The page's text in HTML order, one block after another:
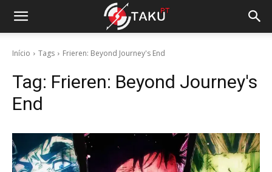
Início Tags Frieren: Beyond Journey's End
Tag: Frieren: Beyond Journey's
End